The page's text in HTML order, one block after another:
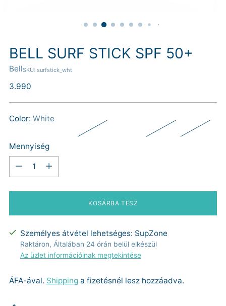
BELL SURF STICK SPF 50+
BellSKU: surfstick_wht
Normál
3.990
Color: White
Mennyiség
Mennyiség
KOSÁRBA TESZ
Személyes átvétel lehetséges: SupZone
Raktáron, Általában 24 órán belül elkészül
Az üzlet információinak megtekintése
ÁFA-ával. Shipping a fizetésnél lesz hozzáadva.